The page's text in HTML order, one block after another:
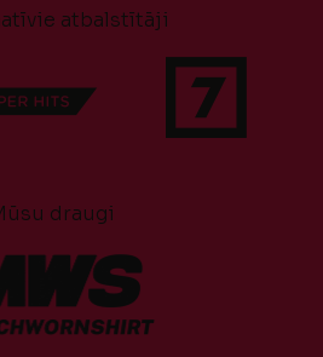
atbalstītāji
draugi